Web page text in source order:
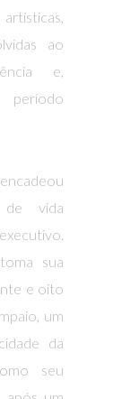
ao
e,
vida
sua
e oito
um
da
seu